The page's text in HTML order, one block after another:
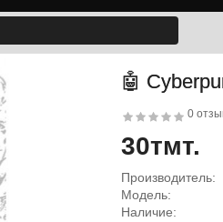
🤖
0
30тмт.
Производитель:
Модель:
Наличие: